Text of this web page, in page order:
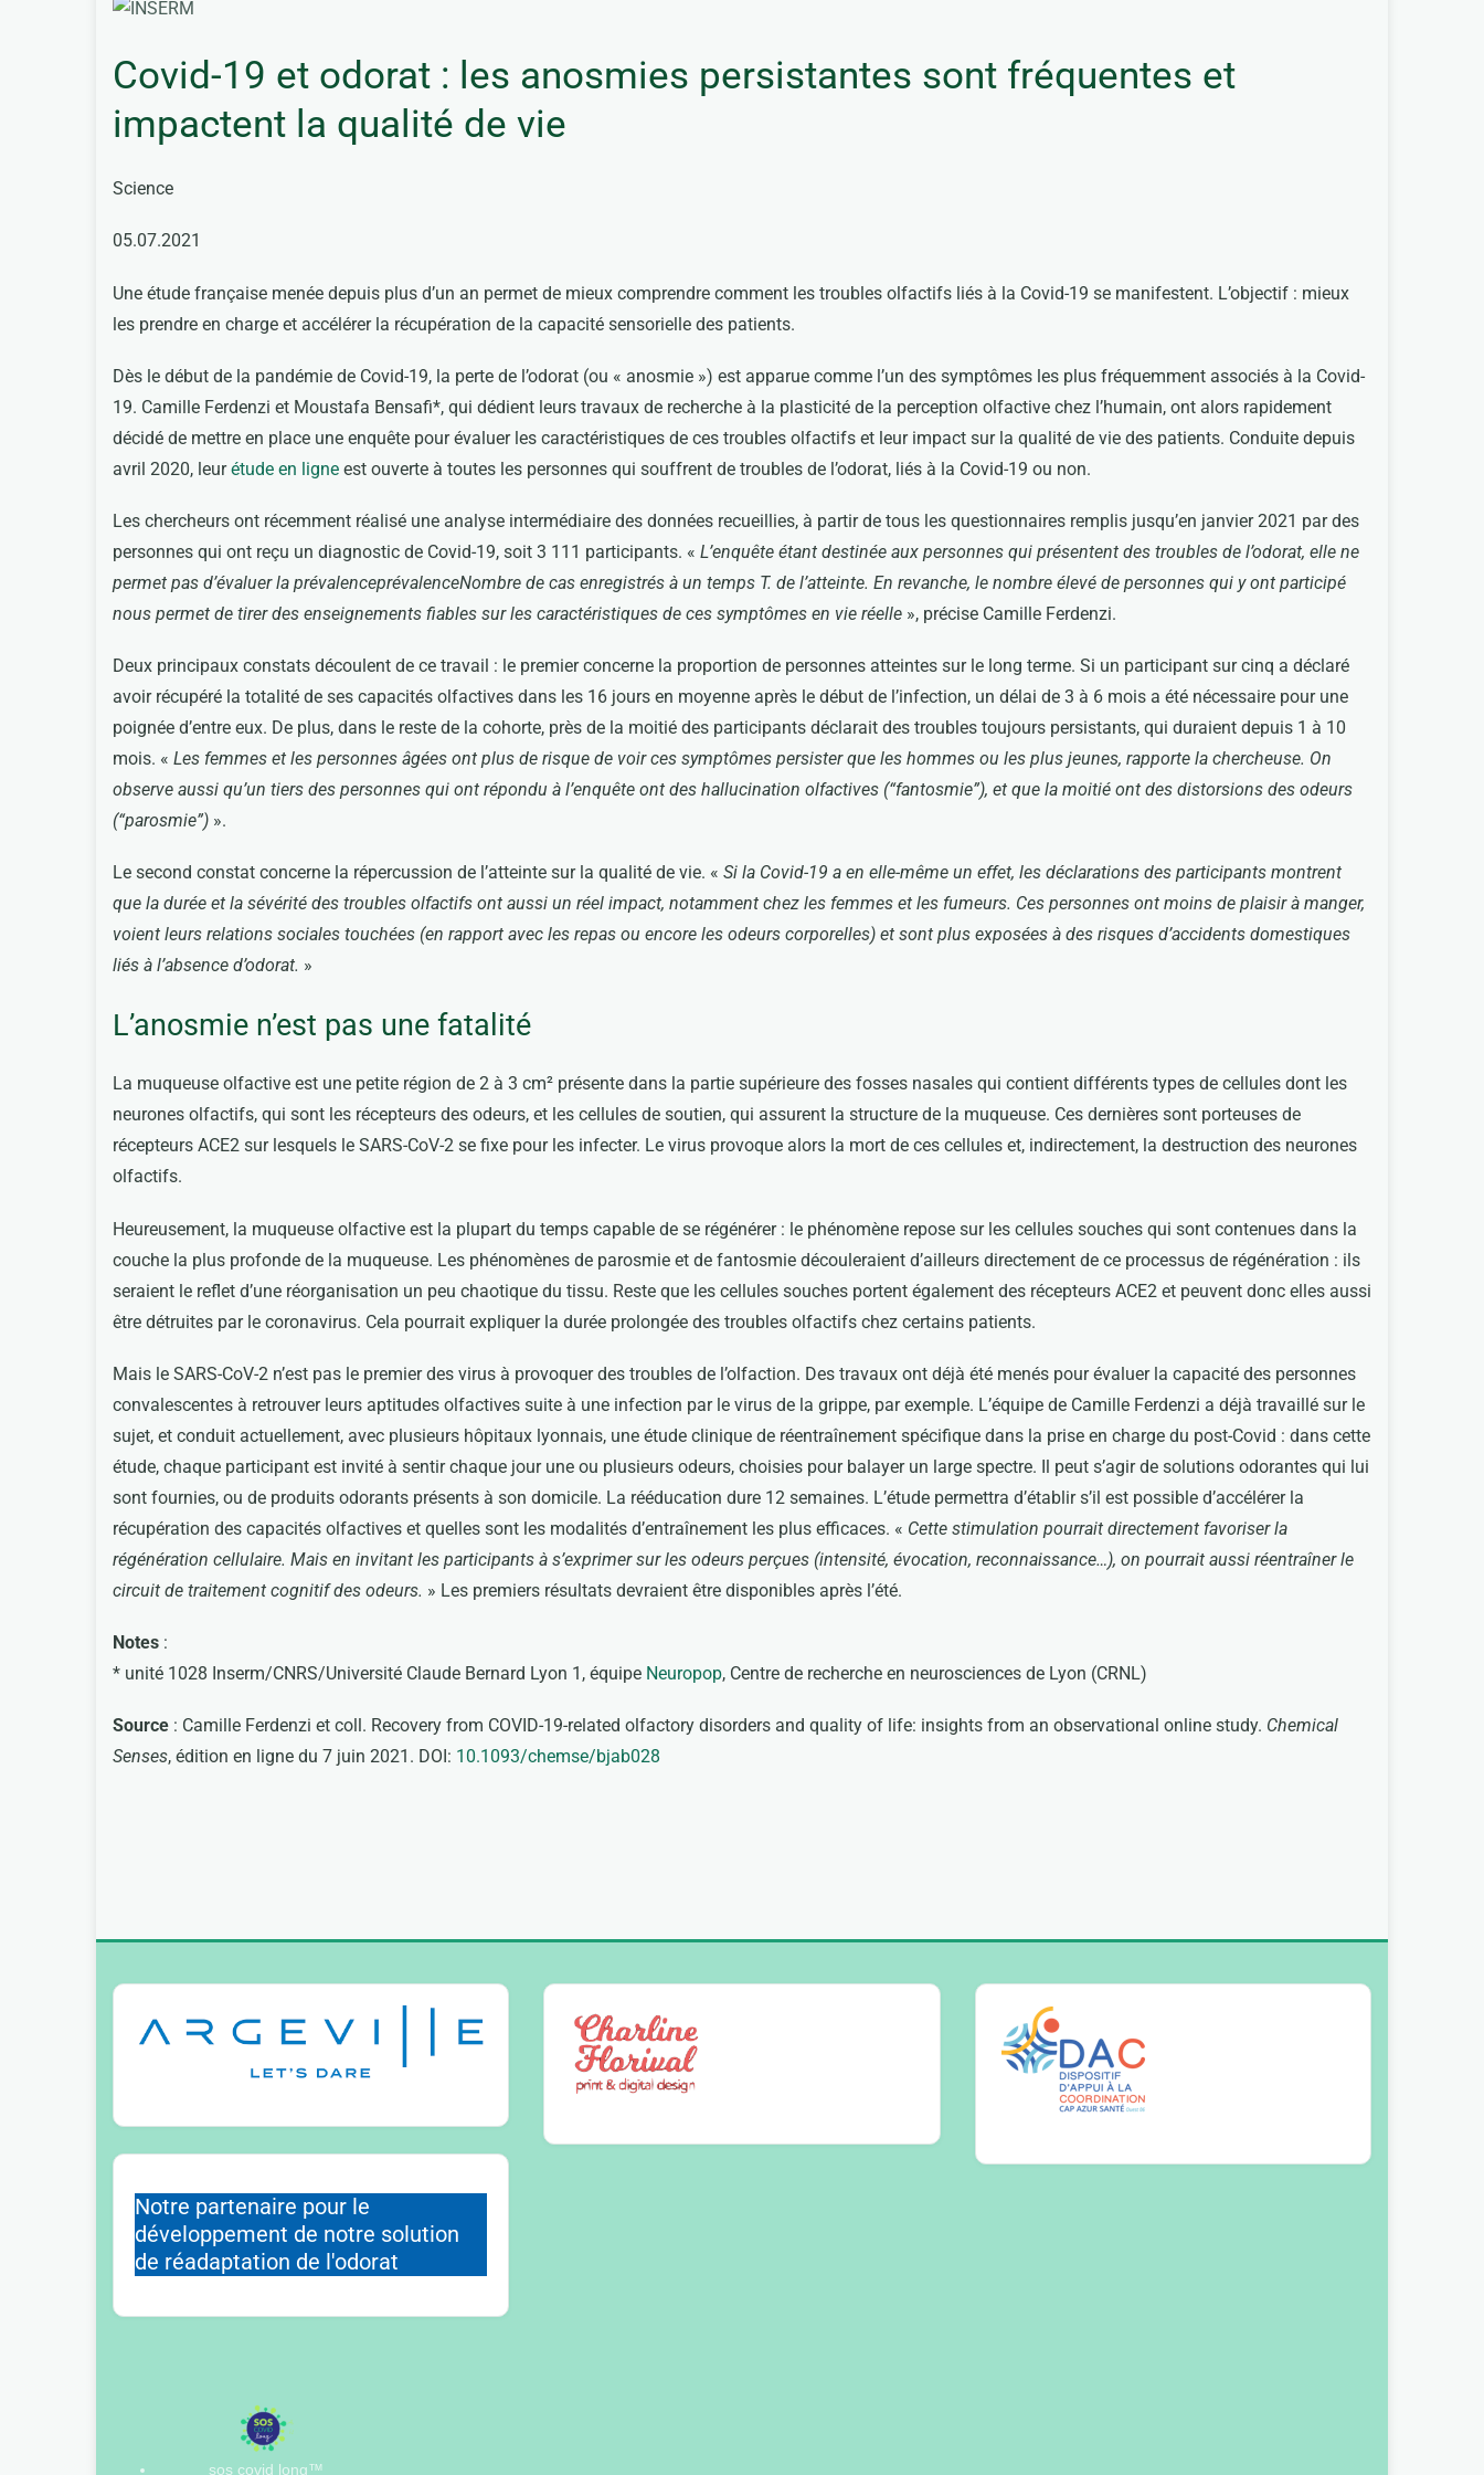
Covid-19 et odorat : les anosmies persistantes sont fréquentes et
impactent la qualité de vie
Science
05.07.2021
Une étude française menée depuis plus d’un an permet de mieux comprendre comment les troubles olfactifs liés à la Covid-19 se manifestent. L’objectif : mieux
les prendre en charge et accélérer la récupération de la capacité sensorielle des patients.
Dès le début de la pandémie de Covid-19, la perte de l’odorat (ou « anosmie ») est apparue comme l’un des symptômes les plus fréquemment associés à la Covid-
19. Camille Ferdenzi et Moustafa Bensafi*, qui dédient leurs travaux de recherche à la plasticité de la perception olfactive chez l’humain, ont alors rapidement
décidé de mettre en place une enquête pour évaluer les caractéristiques de ces troubles olfactifs et leur impact sur la qualité de vie des patients. Conduite depuis
avril 2020, leurétude en ligne est ouverte à toutes les personnes qui souffrent de troubles de l’odorat, liés à la Covid-19 ou non.
Les chercheurs ont récemment réalisé une analyse intermédiaire des données recueillies, à partir de tous les questionnaires remplis jusqu’en janvier 2021 par des
personnes qui ont reçu un diagnostic de Covid-19, soit 3 111 participants. « L’enquête étant destinée aux personnes qui présentent des troubles de l’odorat, elle ne
permet pas d’évaluer la prévalenceprévalenceNombre de cas enregistrés à un temps T. de l’atteinte. En revanche, le nombre élevé de personnes qui y ont participé
nous permet de tirer des enseignements fiables sur les caractéristiques de ces symptômes en vie réelle », précise Camille Ferdenzi.
Deux principaux constats découlent de ce travail : le premier concerne la proportion de personnes atteintes sur le long terme. Si un participant sur cinq a déclaré
avoir récupéré la totalité de ses capacités olfactives dans les 16 jours en moyenne après le début de l’infection, un délai de 3 à 6 mois a été nécessaire pour une
poignée d’entre eux. De plus, dans le reste de la cohorte, près de la moitié des participants déclarait des troubles toujours persistants, qui duraient depuis 1 à 10
mois. « Les femmes et les personnes âgées ont plus de risque de voir ces symptômes persister que les hommes ou les plus jeunes, rapporte la chercheuse. On
observe aussi qu’un tiers des personnes qui ont répondu à l’enquête ont des hallucination olfactives (“fantosmie”), et que la moitié ont des distorsions des odeurs
(“parosmie”) ».
Le second constat concerne la répercussion de l’atteinte sur la qualité de vie. « Si la Covid-19 a en elle-même un effet, les déclarations des participants montrent
que la durée et la sévérité des troubles olfactifs ont aussi un réel impact, notamment chez les femmes et les fumeurs. Ces personnes ont moins de plaisir à manger,
voient leurs relations sociales touchées (en rapport avec les repas ou encore les odeurs corporelles) et sont plus exposées à des risques d’accidents domestiques
liés à l’absence d’odorat. »
L’anosmie n’est pas une fatalité
La muqueuse olfactive est une petite région de 2 à 3 cm² présente dans la partie supérieure des fosses nasales qui contient différents types de cellules dont les
neurones olfactifs, qui sont les récepteurs des odeurs, et les cellules de soutien, qui assurent la structure de la muqueuse. Ces dernières sont porteuses de
récepteurs ACE2 sur lesquels le SARS-CoV-2 se fixe pour les infecter. Le virus provoque alors la mort de ces cellules et, indirectement, la destruction des neurones
olfactifs.
Heureusement, la muqueuse olfactive est la plupart du temps capable de se régénérer : le phénomène repose sur les cellules souches qui sont contenues dans la
couche la plus profonde de la muqueuse. Les phénomènes de parosmie et de fantosmie découleraient d’ailleurs directement de ce processus de régénération : ils
seraient le reflet d’une réorganisation un peu chaotique du tissu. Reste que les cellules souches portent également des récepteurs ACE2 et peuvent donc elles aussi
être détruites par le coronavirus. Cela pourrait expliquer la durée prolongée des troubles olfactifs chez certains patients.
Mais le SARS-CoV-2 n’est pas le premier des virus à provoquer des troubles de l’olfaction. Des travaux ont déjà été menés pour évaluer la capacité des personnes
convalescentes à retrouver leurs aptitudes olfactives suite à une infection par le virus de la grippe, par exemple. L’équipe de Camille Ferdenzi a déjà travaillé sur le
sujet, et conduit actuellement, avec plusieurs hôpitaux lyonnais, une étude clinique de réentraînement spécifique dans la prise en charge du post-Covid : dans cette
étude, chaque participant est invité à sentir chaque jour une ou plusieurs odeurs, choisies pour balayer un large spectre. Il peut s’agir de solutions odorantes qui lui
sont fournies, ou de produits odorants présents à son domicile. La rééducation dure 12 semaines. L’étude permettra d’établir s’il est possible d’accélérer la
récupération des capacités olfactives et quelles sont les modalités d’entraînement les plus efficaces. « Cette stimulation pourrait directement favoriser la
régénération cellulaire. Mais en invitant les participants à s’exprimer sur les odeurs perçues (intensité, évocation, reconnaissance…), on pourrait aussi réentraîner le
circuit de traitement cognitif des odeurs. » Les premiers résultats devraient être disponibles après l’été.
Notes :
* unité 1028 Inserm/CNRS/Université Claude Bernard Lyon 1, équipe Neuropop, Centre de recherche en neurosciences de Lyon (CRNL)
Source : Camille Ferdenzi et coll. Recovery from COVID-19-related olfactory disorders and quality of life: insights from an observational online study. Chemical
Senses, édition en ligne du 7 juin 2021. DOI: 10.1093/chemse/bjab028
Notre partenaire pour le
développement de notre solution
de réadaptation de l'odorat
sos covid long™